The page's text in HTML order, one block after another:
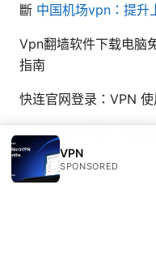
斷 中国机场vpn：提升
Vpn翻墙软件下载电脑
指南
快连官网登录：VPN
Protonvpn下载：全面
VPN
SPONSORED